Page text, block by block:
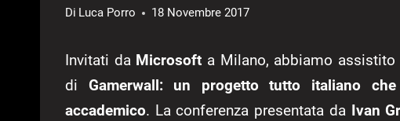
Di Luca Porro 18 Novembre 2017
Invitati da Microsoft a Milano, abbiamo
di Gamerwall: un progetto tutto italiano
accademico. La conferenza presentata da Ivan